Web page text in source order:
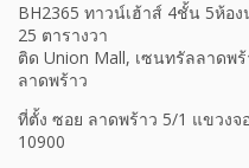
BH2365 ทาวน์เฮ้าส์ 4ชั้น 5ห้อ
25 ตารางวา
ติด Union Mall, เซนทรัลลาดพ
ลาดพร้าว
ที่ตั้ง ซอย ลาดพร้าว 5/1 แขวงจ
10900